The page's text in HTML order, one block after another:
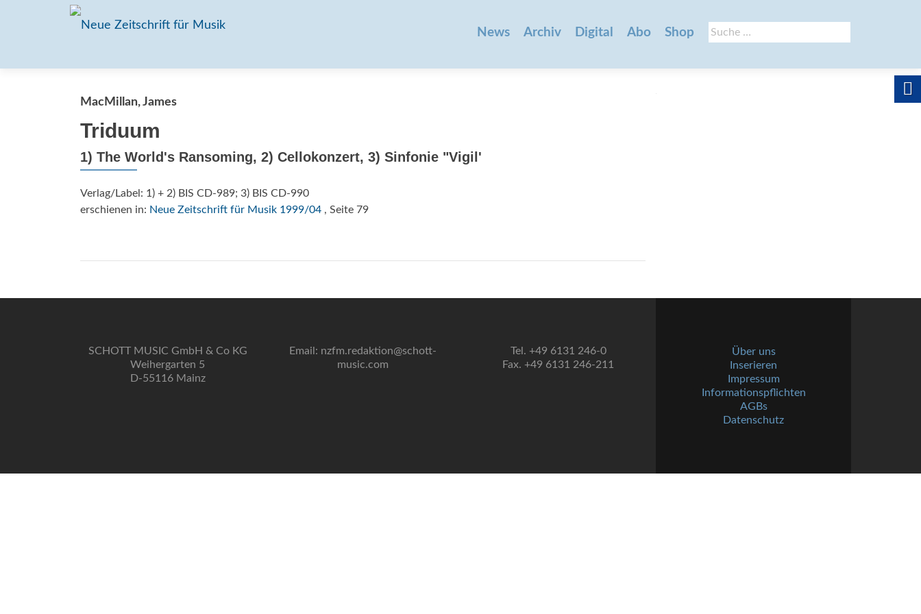
Suche
nach:
News Archiv Digital Abo Shop
MacMillan, James
Triduum
1) The World's Ransoming, 2) Cellokonzert, 3) Sinfonie "Vigil'
Verlag/Label: 1) + 2) BIS CD-989; 3) BIS CD-990
erschienen in: Neue Zeitschrift für Musik 1999/04 , Seite 79
SCHOTT MUSIC GmbH & Co KG
Weihergarten 5
D-55116 Mainz
Email: nzfm.redaktion@schott-
music.com
Tel. +49 6131 246-0
Fax. +49 6131 246-211
Über uns
Inserieren
Impressum
Informationspflichten
AGBs
Datenschutz